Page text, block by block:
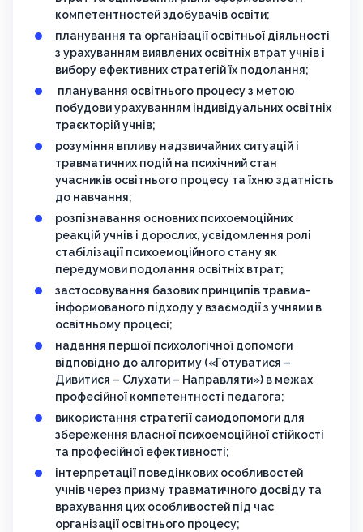
компетентностей здобувачів освіти;
планування та організації освітньої діяльності
з урахуванням виявлених освітніх втрат учнів і
вибору ефективних стратегій їх подолання;
планування освітнього процесу з метою
побудови урахуванням індивідуальних освітніх
траєкторій учнів;
розуміння впливу надзвичайних ситуацій і
травматичних подій на психічний стан
учасників освітнього процесу та їхню здатність
до навчання;
розпізнавання основних психоемоційних
реакцій учнів і дорослих, усвідомлення ролі
стабілізації психоемоційного стану як
передумови подолання освітніх втрат;
застосовування базових принципів травма-
інформованого підходу у взаємодії з учнями в
освітньому процесі;
надання першої психологічної допомоги
відповідно до алгоритму («Готуватися –
Дивитися – Слухати – Направляти») в межах
професійної компетентності педагога;
використання стратегії самодопомоги для
збереження власної психоемоційної стійкості
та професійної ефективності;
інтерпретації поведінкових особливостей
учнів через призму травматичного досвіду та
врахування цих особливостей під час
організації освітнього процесу;